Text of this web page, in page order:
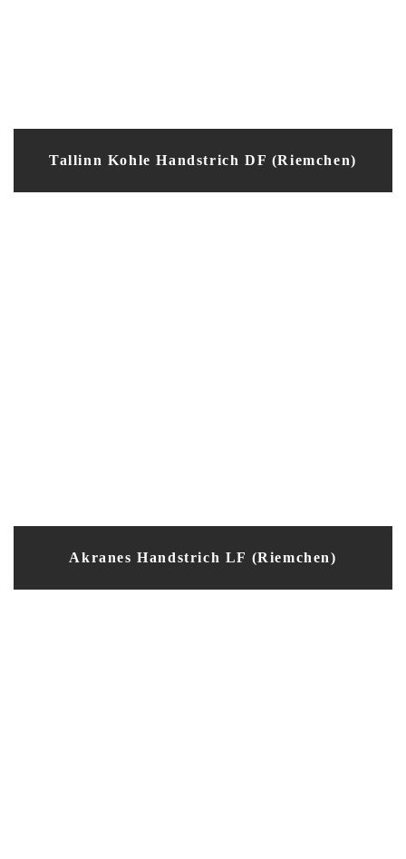
Tallinn Kohle Handstrich DF (Riemchen)
Akranes Handstrich LF (Riemchen)